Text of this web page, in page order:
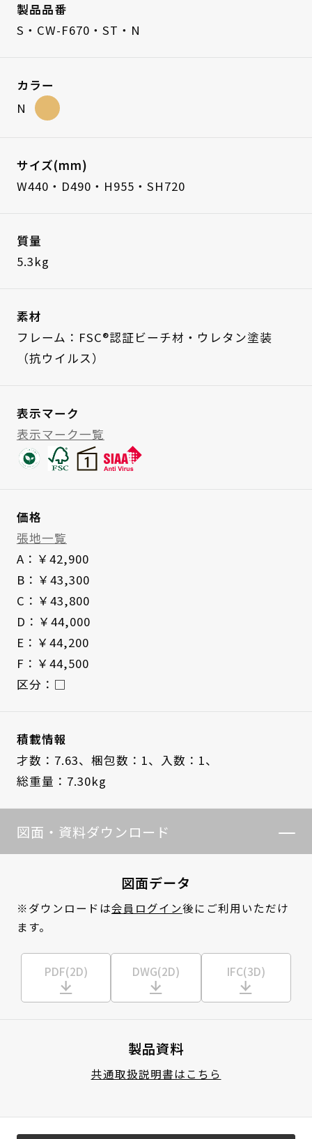
製品品番
S・CW-F670・ST・N
カラー
N
サイズ(mm)
W440・D490・H955・SH720
質量
5.3kg
素材
フレーム：FSC®認証ビーチ材・ウレタン塗装
（抗ウイルス）
表示マーク
表示マーク一覧
価格
張地一覧
A：￥42,900
B：￥43,300
C：￥43,800
D：￥44,000
E：￥44,200
F：￥44,500
区分：□
積載情報
才数：7.63、 梱包数：1、 入数：1、
総重量：7.30kg
図面・資料ダウンロード
図面データ
※ダウンロードは会員ログイン後にご利用いただけ
ます。
PDF(2D) DWG(2D) IFC(3D)
製品資料
共通取扱説明書はこちら